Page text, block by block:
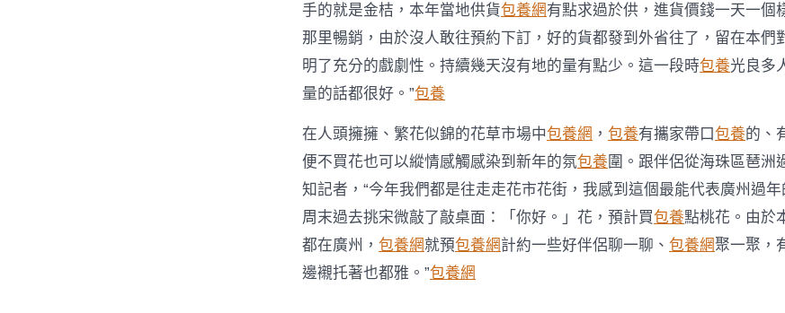
手的就是金桔，本年當地供貨包養網有點求過於供，進貨價錢一天一個
那里暢銷，由於沒人敢往預約下訂，好的貨都發到外省往了，留在本們
明了充分的戲劇性。持續幾天沒有地的量有點少。這一段時包養光良多
量的話都很好。”包養
在人頭擁擁、繁花似錦的花草市場中包養網 ， 包養有攜家帶口包養的、
便不買花也可以縱情感觸感染到新年的氛包養 圍。跟伴侶從海珠區琶洲
知記者，“今年我們都是往走走花市花街，我感到這個最能代表廣州過
周末過去挑宋微敲了敲桌面：「你好。」花，預計買包養點桃花。由於
都在廣州， 包養網就預包養網計約一些好伴侶聊一聊、 包養網聚一聚，
邊襯托著也都雅。”包養網